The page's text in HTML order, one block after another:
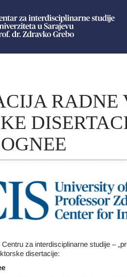
RADNE
za interdisciplinarne studije –
disertacije: